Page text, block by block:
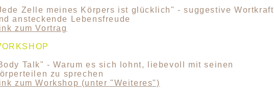
Zelle meines Körpers ist glücklich" - suggestive Wortkraft
ansteckende Lebensfreude
zum Vortrag
Talk" - Warum es sich lohnt, liebevoll mit seinen
zu sprechen
zum Workshop (unter "Weiteres")